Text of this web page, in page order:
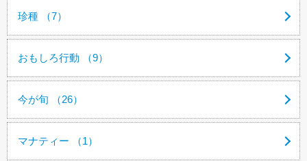
珍種 （7）
おもしろ行動 （9）
今が旬 （26）
マナティー （1）